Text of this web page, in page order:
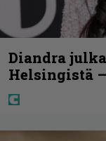
Diandra
Helsingistä